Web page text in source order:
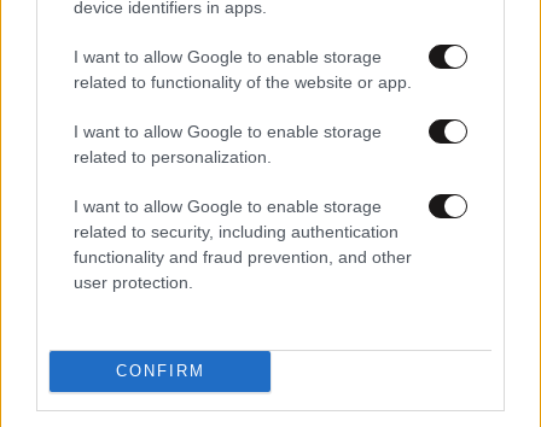
device identifiers in apps.
I want to allow Google to enable storage
related to functionality of the website or app.
I want to allow Google to enable storage
related to personalization.
I want to allow Google to enable storage
related to security, including authentication
functionality and fraud prevention, and other
user protection.
CONFIRM
ΕΛΛΑΔΑ07·08·2026 08:50
Ζευγάρι από τις ΗΠΑ που «υιοθέτησε» τον
Αφγανό κατηγορούμενο για τη δολοφονία της
Ελίζαμπεθ Ρος: «Είμαστε συντετριμμένοι – Δεν
έδειξε ποτέ ότι ήταν ικανός για κάτι τέτοιο»